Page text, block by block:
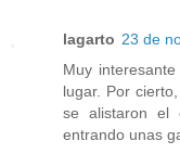
lagarto 23 de
Muy
lugar. Por
se alistaron el
entrando unas